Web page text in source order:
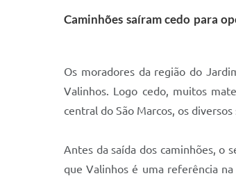
Caminhões saíram cedo para
Os moradores da região do
Valinhos. Logo cedo, muitos
central do São Marcos, os
Antes da saída dos caminhões, o
que Valinhos é uma referência